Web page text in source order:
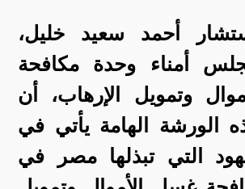
أحمد سعيد خليل،
أمناء وحدة مكافحة
وتمويل الإرهاب، أن
الورشة الهامة يأتي في
التي تبذلها مصر في